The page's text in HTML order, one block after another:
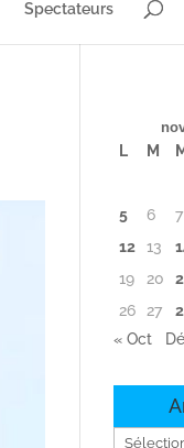
Spectateurs
L M
5
6 7
12
13
19
20
26
27
« Oct
Archives